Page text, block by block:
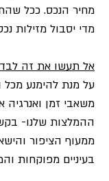
מחיר הנכס. ככל
מדי יסבול מזילות
אל תעשו את זה לבד
על מנת להימנע
משאבי זמן ואנרגיה
ההמלצות שלנו-
ממעוף הציפור
בעיניים מפוקחות